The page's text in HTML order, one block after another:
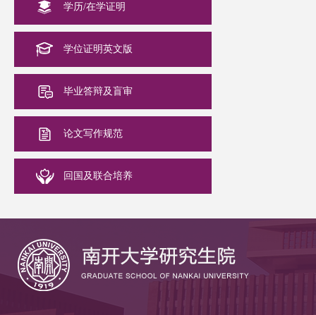
学历/在学证明
学位证明英文版
毕业答辩及盲审
论文写作规范
回国及联合培养